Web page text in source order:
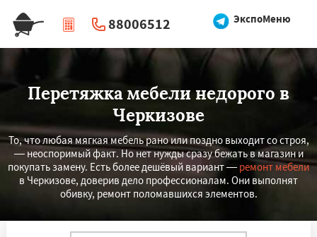
ЭкспоМеню
88006512
| Перезвоните мне
Перетяжка мебели недорого в
Черкизове
То, что любая мягкая мебель рано или поздно выходит со строя,
— неоспоримый факт. Но нет нужды сразу бежать в магазин и
покупать замену. Есть более дешёвый вариант — ремонт мебели
в Черкизове, доверив дело профессионалам. Они выполнят
обивку, ремонт поломавшихся элементов.